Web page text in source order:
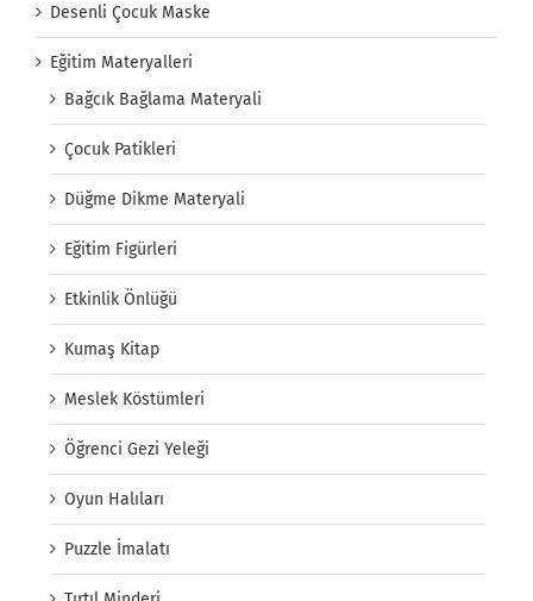
Desenli Çocuk Maske
Eğitim Materyalleri
Bağcık Bağlama Materyali
Çocuk Patikleri
Düğme Dikme Materyali
Eğitim Figürleri
Etkinlik Önlüğü
Kumaş Kitap
Meslek Köstümleri
Öğrenci Gezi Yeleği
Oyun Halıları
Puzzle İmalatı